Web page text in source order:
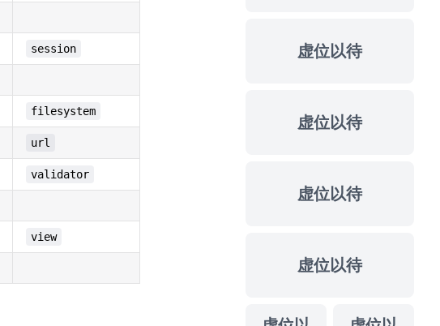
虚位以待
虚位以待
虚位以待
虚位以待
session
filesystem
url
validator
view